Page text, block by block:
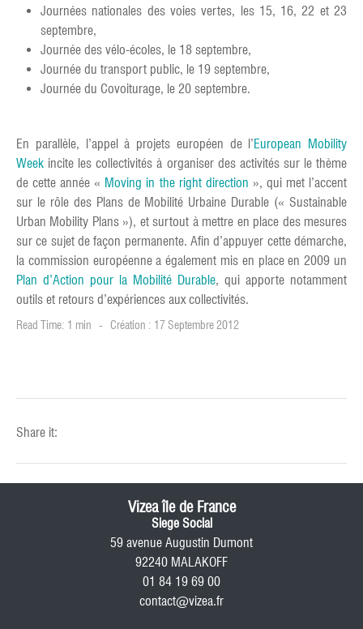
Journées nationales des voies vertes, les 15, 16, 22 et 23
septembre,
Journée des vélo-écoles, le 18 septembre,
Journée du transport public, le 19 septembre,
Journée du Covoiturage, le 20 septembre.
En parallèle, l’appel à projets européen de l’European Mobility
Week incite les collectivités à organiser des activités sur le thème
de cette année « Moving in the right direction », qui met l’accent
sur le rôle des Plans de Mobilité Urbaine Durable (« Sustainable
Urban Mobility Plans »), et surtout à mettre en place des mesures
sur ce sujet de façon permanente. Afin d’appuyer cette démarche,
la commission européenne a également mis en place en 2009 un
Plan d’Action pour la Mobilité Durable, qui apporte notamment
outils et retours d’expériences aux collectivités.
Read Time: 1 min Création : 17 Septembre 2012
Share it:
Vizea île de France
Siege Social
59 avenue Augustin Dumont
92240 MALAKOFF
01 84 19 69 00
contact@vizea.fr